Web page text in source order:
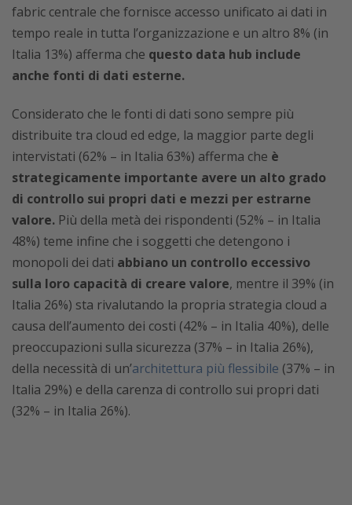
fabric centrale che fornisce accesso unificato ai dati in
tempo reale in tutta l’organizzazione e un altro 8% (in
Italia 13%) afferma che questo data hub include
anche fonti di dati esterne.
Considerato che le fonti di dati sono sempre più
distribuite tra cloud ed edge, la maggior parte degli
intervistati (62% – in Italia 63%) afferma che è
strategicamente importante avere un alto grado
di controllo sui propri dati e mezzi per estrarne
valore. Più della metà dei rispondenti (52% – in Italia
48%) teme infine che i soggetti che detengono i
monopoli dei dati abbiano un controllo eccessivo
sulla loro capacità di creare valore, mentre il 39% (in
Italia 26%) sta rivalutando la propria strategia cloud a
causa dell’aumento dei costi (42% – in Italia 40%), delle
preoccupazioni sulla sicurezza (37% – in Italia 26%),
della necessità di un’architettura più flessibile (37% – in
Italia 29%) e della carenza di controllo sui propri dati
(32% – in Italia 26%).